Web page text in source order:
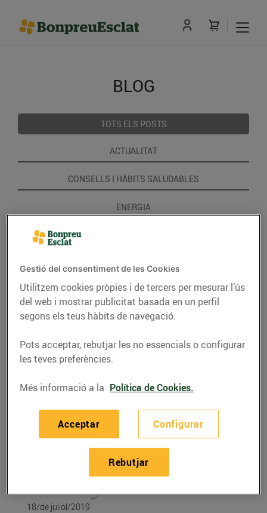
BLOG
TOTS ELS POSTS
ACTUALITAT
CONSELLS I HÀBITS SALUDABLES
ENERGIA
GASTRONOMIA I TRADICIONS
RECEPTES
RECEPTES
Recepta de fruita amb
alfàbrega
18/de juliol/2019
Gestió del consentiment de les Cookies
Utilitzem cookies pròpies i de tercers per mesurar l’ús
del web i mostrar publicitat basada en un perfil
segons els teus hàbits de navegació.
Pots acceptar, rebutjar les no essencials o configurar
les teves preferències.
Més informació a la Política de Cookies.
Configurar
Rebutjar
Acceptar